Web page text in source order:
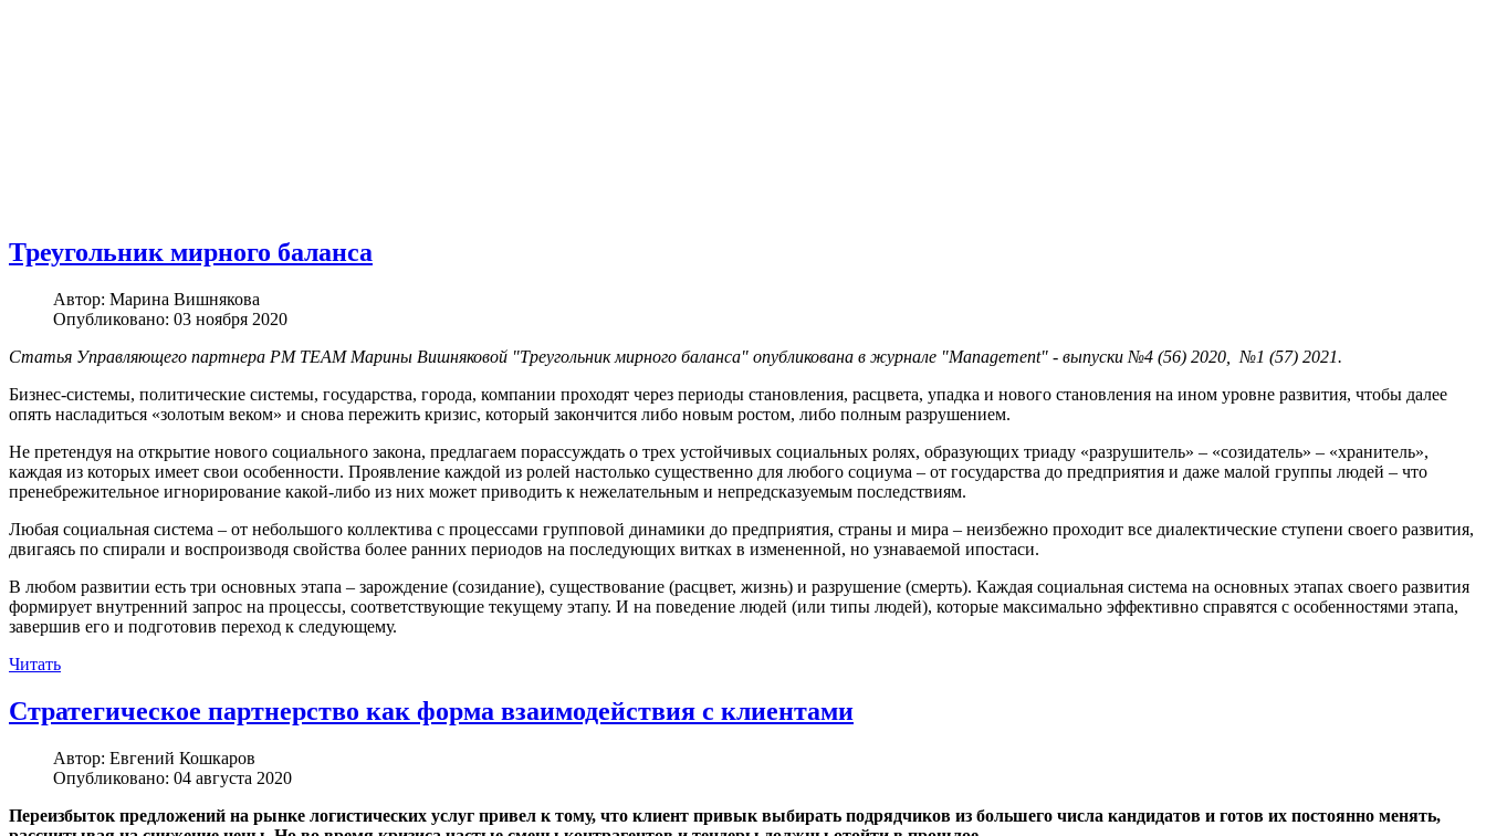
Треугольник мирного баланса
Автор: Марина Вишнякова
Опубликовано: 03 ноября 2020
Статья Управляющего партнера PM TEAM Марины Вишняковой "Треугольник мирного баланса" опубликована в журнале "Management" - выпуски №4 (56) 2020, №1 (57) 2021.
Бизнес-системы, политические системы, государства, города, компании проходят через периоды становления, расцвета, упадка и нового становления на ином уровне развития, чтобы далее
опять насладиться «золотым веком» и снова пережить кризис, который закончится либо новым ростом, либо полным разрушением.
Не претендуя на открытие нового социального закона, предлагаем порассуждать о трех устойчивых социальных ролях, образующих триаду «разрушитель» – «созидатель» – «хранитель»,
каждая из которых имеет свои особенности. Проявление каждой из ролей настолько существенно для любого социума – от государства до предприятия и даже малой группы людей – что
пренебрежительное игнорирование какой-либо из них может приводить к нежелательным и непредсказуемым последствиям.
Любая социальная система – от небольшого коллектива с процессами групповой динамики до предприятия, страны и мира – неизбежно проходит все диалектические ступени своего развития,
двигаясь по спирали и воспроизводя свойства более ранних периодов на последующих витках в измененной, но узнаваемой ипостаси.
В любом развитии есть три основных этапа – зарождение (созидание), существование (расцвет, жизнь) и разрушение (смерть). Каждая социальная система на основных этапах своего развития
формирует внутренний запрос на процессы, соответствующие текущему этапу. И на поведение людей (или типы людей), которые максимально эффективно справятся с особенностями этапа,
завершив его и подготовив переход к следующему.
Читать
Стратегическое партнерство как форма взаимодействия с клиентами
Автор: Евгений Кошкаров
Опубликовано: 04 августа 2020
Переизбыток предложений на рынке логистических услуг привел к тому, что клиент привык выбирать подрядчиков из большего числа кандидатов и готов их постоянно менять,